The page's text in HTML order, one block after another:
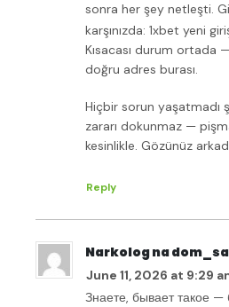
sonra her şey netleşti.
karşınızda: 1xbet yeni
Kısacası durum ortada
doğru adres burası.
Hiçbir sorun yaşatmadı
zararı dokunmaz —
kesinlikle. Gözünüz
Reply
Narkolog na
June 11, 2026 at 9:29
Знаете, бывает такое —